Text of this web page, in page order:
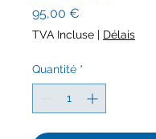
95,00 €
TVA Incluse | Délais
Quantité *